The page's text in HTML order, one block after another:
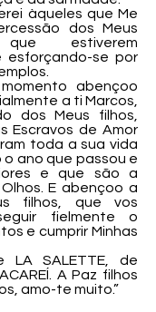
àqueles que Me
dos Meus
estiverem
esforçando-se por
abençoo
a ti Marcos,
dos Meus filhos,
Escravos de Amor
toda a sua vida
ano que passou e
e que são a
E abençoo a
filhos, que vos
fielmente o
e cumprir Minhas
LA SALETTE, de
A Paz filhos
amo-te muito.”